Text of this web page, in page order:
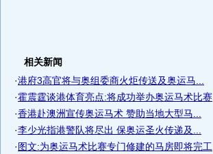
相关新闻
·港府3高官将与奥组委商火炬传送及奥运马...
·霍震霆谈港体育亮点:将成功举办奥运马术比赛
·香港赴澳洲宣传奥运马术 赞助当地大型马...
·李少光指港警队将尽出 保奥运圣火传递及...
·图文:为奥运马术比赛专门修建的马房即将完工